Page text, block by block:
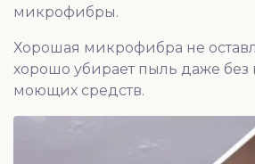
микрофибры.
Хорошая микрофибра не
хорошо убирает пыль даже
моющих средств.